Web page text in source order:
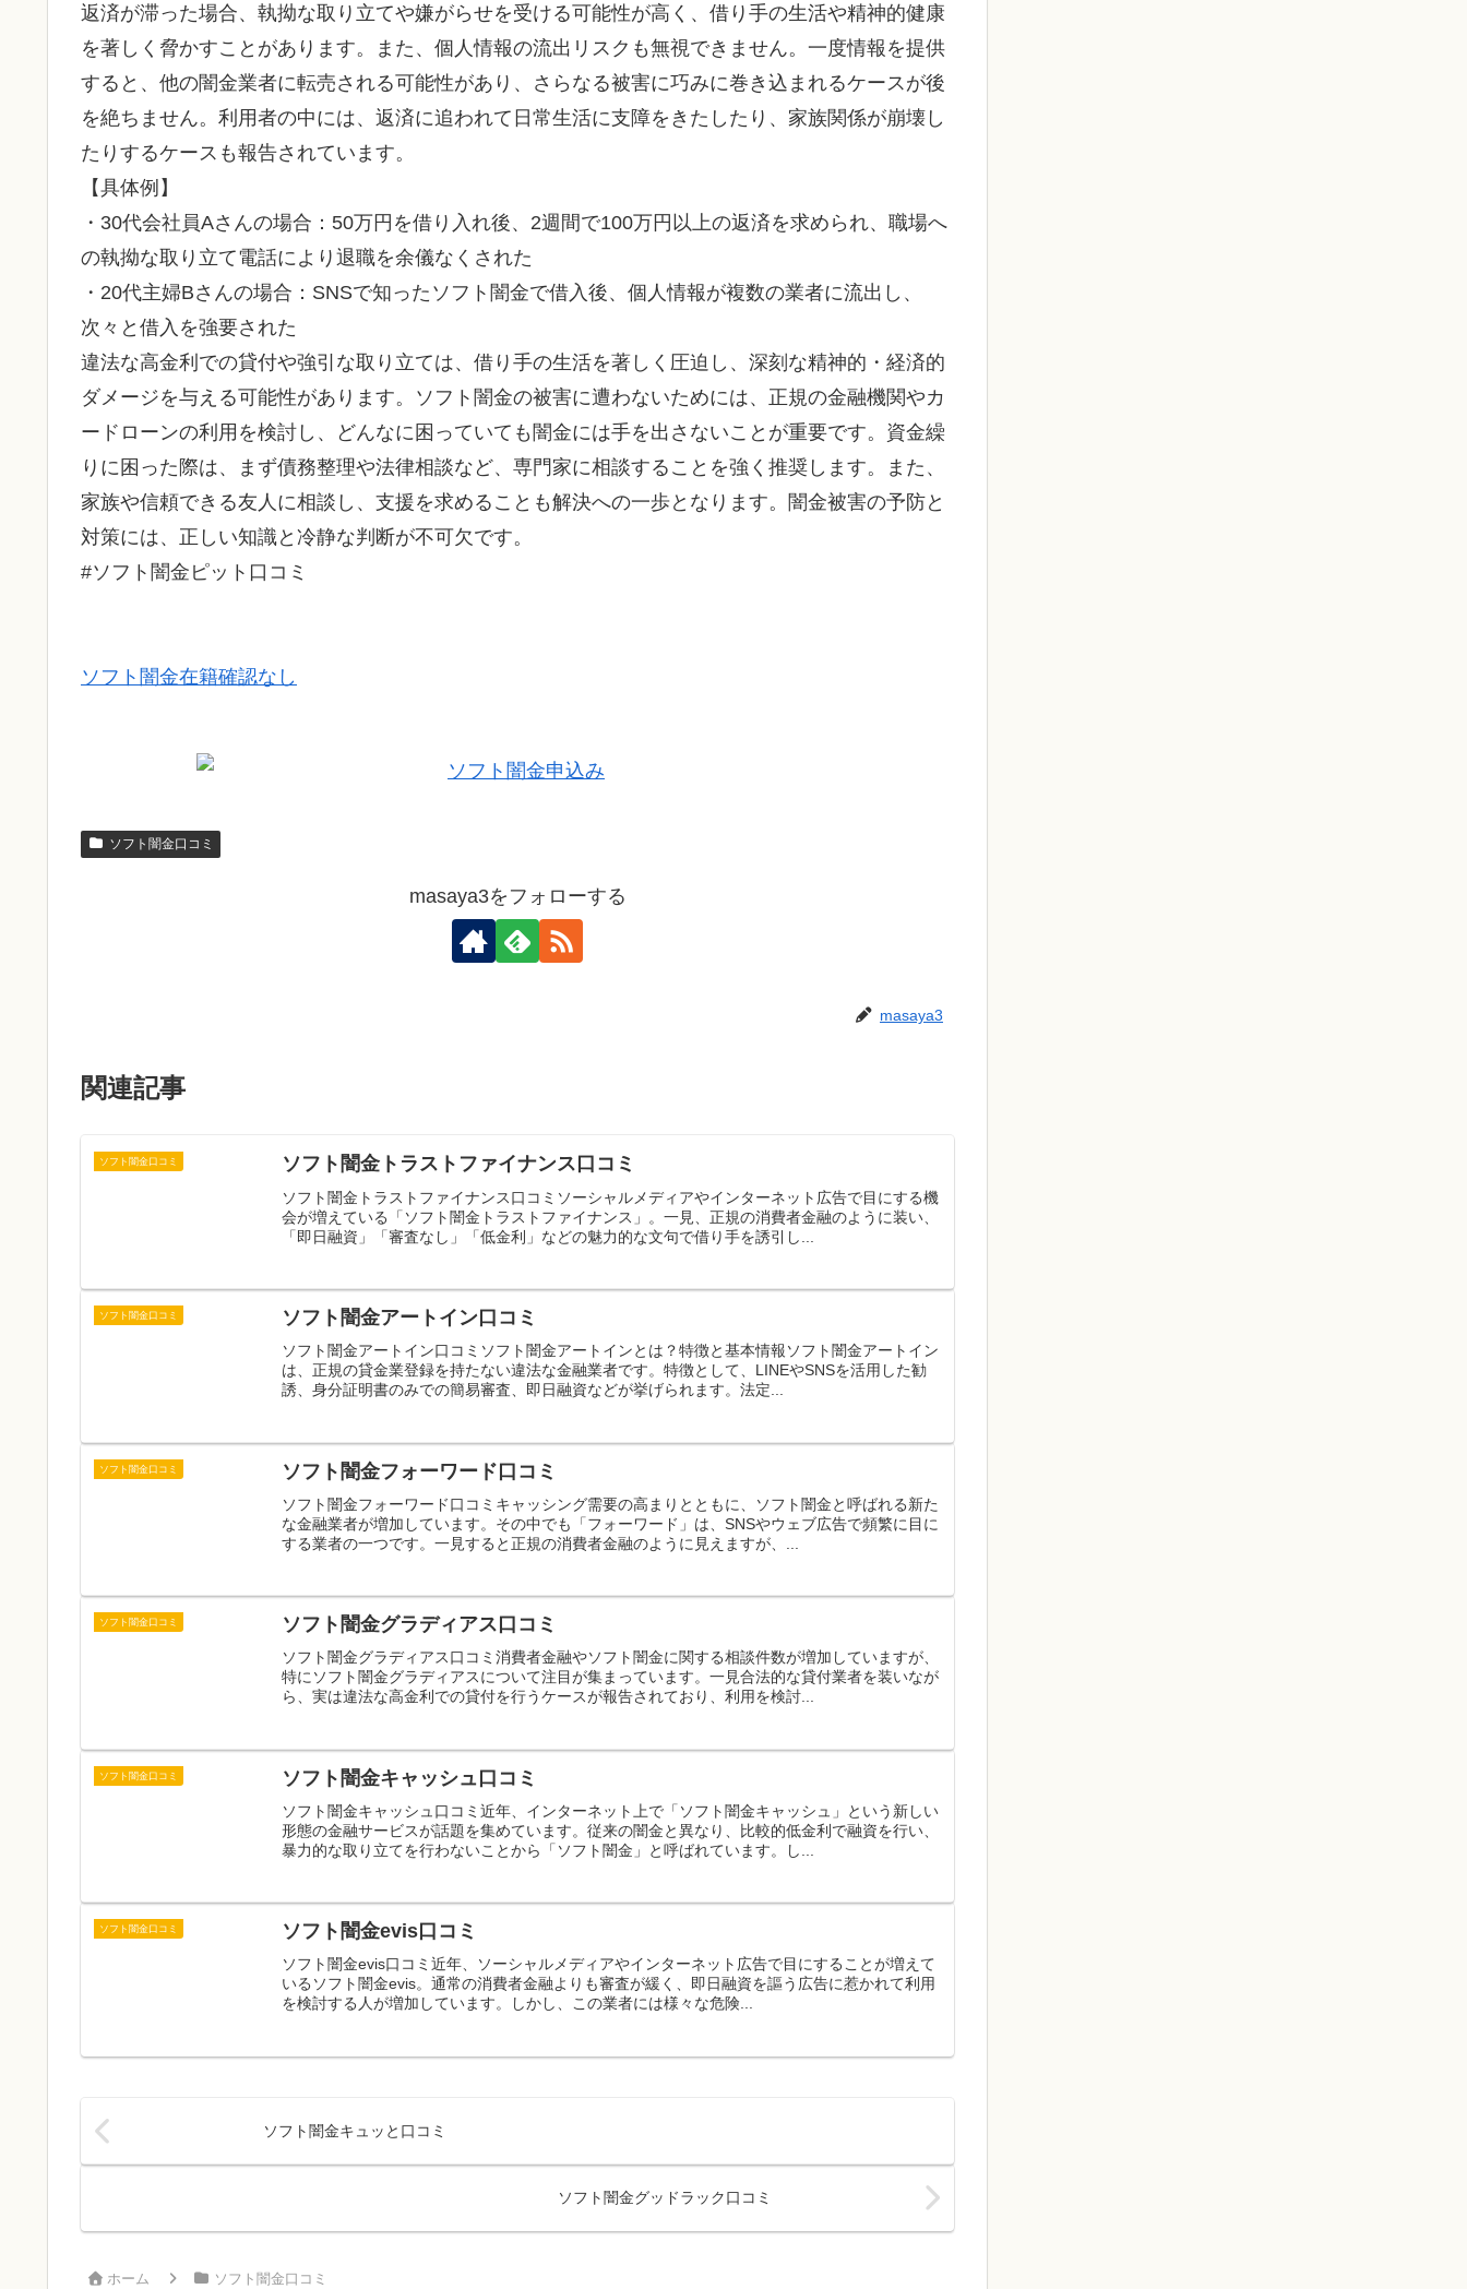
返済が滞った場合、執拗な取り立てや嫌がらせを受ける可能性が高く、借り手の生活や精神的健康
を著しく脅かすことがあります。また、個人情報の流出リスクも無視できません。一度情報を提供
すると、他の闇金業者に転売される可能性があり、さらなる被害に巧みに巻き込まれるケースが後
を絶ちません。利用者の中には、返済に追われて日常生活に支障をきたしたり、家族関係が崩壊し
たりするケースも報告されています。
【具体例】
・30代会社員Aさんの場合：50万円を借り入れ後、2週間で100万円以上の返済を求められ、職場へ
の執拗な取り立て電話により退職を余儀なくされた
・20代主婦Bさんの場合：SNSで知ったソフト闇金で借入後、個人情報が複数の業者に流出し、
次々と借入を強要された
違法な高金利での貸付や強引な取り立ては、借り手の生活を著しく圧迫し、深刻な精神的・経済的
ダメージを与える可能性があります。ソフト闇金の被害に遭わないためには、正規の金融機関やカ
ードローンの利用を検討し、どんなに困っていても闇金には手を出さないことが重要です。資金繰
りに困った際は、まず債務整理や法律相談など、専門家に相談することを強く推奨します。また、
家族や信頼できる友人に相談し、支援を求めることも解決への一歩となります。闇金被害の予防と
対策には、正しい知識と冷静な判断が不可欠です。
#ソフト闇金ピット口コミ
ソフト闇金在籍確認なし
ソフト闇金口コミ
masaya3をフォローする
masaya3
関連記事
ソフト闇金口コミ ソフト闇金トラストファイナンス口コミ
ソフト闇金トラストファイナンス口コミソーシャルメディアやインターネット広告で目にする機
会が増えている「ソフト闇金トラストファイナンス」。一見、正規の消費者金融のように装い、
「即日融資」「審査なし」「低金利」などの魅力的な文句で借り手を誘引し...
ソフト闇金口コミ ソフト闇金アートイン口コミ
ソフト闇金アートイン口コミソフト闇金アートインとは？特徴と基本情報ソフト闇金アートイン
は、正規の貸金業登録を持たない違法な金融業者です。特徴として、LINEやSNSを活用した勧
誘、身分証明書のみでの簡易審査、即日融資などが挙げられます。法定...
ソフト闇金口コミ ソフト闇金フォーワード口コミ
ソフト闇金フォーワード口コミキャッシング需要の高まりとともに、ソフト闇金と呼ばれる新た
な金融業者が増加しています。その中でも「フォーワード」は、SNSやウェブ広告で頻繁に目に
する業者の一つです。一見すると正規の消費者金融のように見えますが、...
ソフト闇金口コミ ソフト闇金グラディアス口コミ
ソフト闇金グラディアス口コミ消費者金融やソフト闇金に関する相談件数が増加していますが、
特にソフト闇金グラディアスについて注目が集まっています。一見合法的な貸付業者を装いなが
ら、実は違法な高金利での貸付を行うケースが報告されており、利用を検討...
ソフト闇金口コミ ソフト闇金キャッシュ口コミ
ソフト闇金キャッシュ口コミ近年、インターネット上で「ソフト闇金キャッシュ」という新しい
形態の金融サービスが話題を集めています。従来の闇金と異なり、比較的低金利で融資を行い、
暴力的な取り立てを行わないことから「ソフト闇金」と呼ばれています。し...
ソフト闇金口コミ ソフト闇金evis口コミ
ソフト闇金evis口コミ近年、ソーシャルメディアやインターネット広告で目にすることが増えて
いるソフト闇金evis。通常の消費者金融よりも審査が緩く、即日融資を謳う広告に惹かれて利用
を検討する人が増加しています。しかし、この業者には様々な危険...
ソフト闇金キュッと口コミ
ソフト闇金グッドラック口コミ
ホーム ソフト闇金口コミ